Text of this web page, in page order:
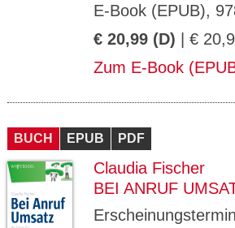
E-Book (EPUB),
€ 20,99 (D) | €
Zum E-Book
BUCH EPUB PDF
Claudia Fischer
BEI ANRUF